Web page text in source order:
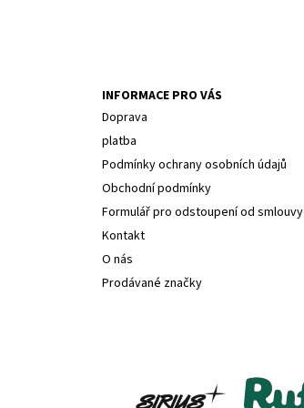
INFORMACE PRO VÁS
Doprava
platba
Podmínky ochrany osobních údajů
Obchodní podmínky
Formulář pro odstoupení od smlouvy
Kontakt
O nás
Prodávané značky